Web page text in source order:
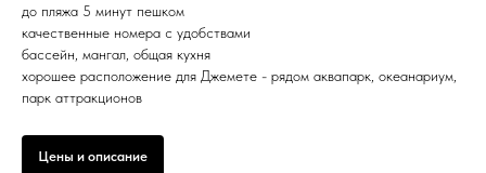
до пляжа 5 минут пешком
качественные номера с удобствами
бассейн, мангал, общая кухня
хорошее расположение для Джемете - рядом аквапарк, океанариум,
парк аттракционов
Цены и описание